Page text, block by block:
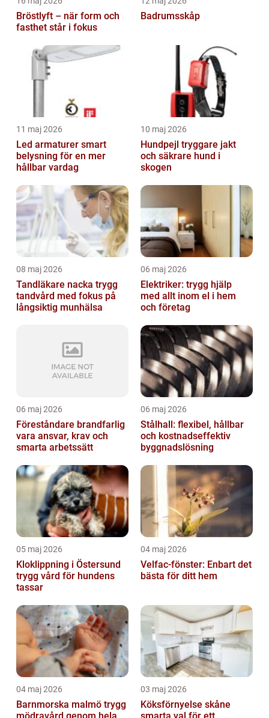
Bröstlyft – när form och
fasthet står i fokus
Badrumsskåp
11 maj 2026
Led armaturer smart
belysning för en mer
hållbar vardag
10 maj 2026
Hundpejl tryggare jakt
och säkrare hund i
skogen
08 maj 2026
Tandläkare nacka trygg
tandvård med fokus på
långsiktig munhälsa
06 maj 2026
Elektriker: trygg hjälp
med allt inom el i hem
och företag
06 maj 2026
Föreståndare brandfarlig
vara ansvar, krav och
smarta arbetssätt
06 maj 2026
Stålhall: flexibel, hållbar
och kostnadseffektiv
byggnadslösning
05 maj 2026
Kloklippning i Östersund
trygg vård för hundens
tassar
04 maj 2026
Velfac-fönster: Enbart det
bästa för ditt hem
04 maj 2026
Barnmorska malmö trygg
03 maj 2026
Köksförnyelse skåne